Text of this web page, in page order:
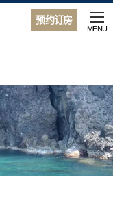
预约订房
MENU